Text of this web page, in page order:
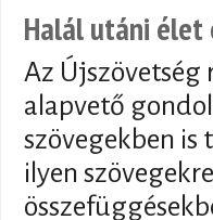
Halál utáni élet
Az Újszövetség
alapvető
szövegekben is
ilyen